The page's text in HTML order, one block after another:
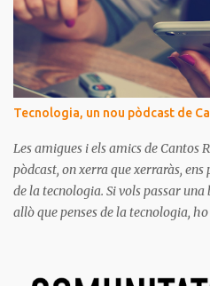
Tecnologia, un nou pòdcast de
Les amigues i els amics de Cantos
pòdcast, on xerra que xerraràs,
de la tecnologia. Si vols passar
allò que penses de la tecnologia,
Ja saps el que diem, no t'ho pots